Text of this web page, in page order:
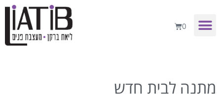
0
מתנה לבית חדש